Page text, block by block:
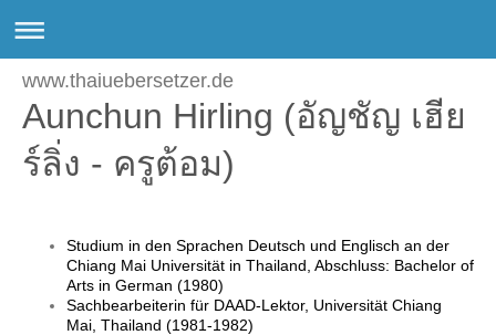
www.thaiuebersetzer.de
Aunchun Hirling (อัญชัญ เฮีย
ร์ลิ่ง - ครูต้อม)
Studium in den Sprachen Deutsch und Englisch an der
Chiang Mai Universität in Thailand, Abschluss: Bachelor of
Arts in German (1980)
Sachbearbeiterin für DAAD-Lektor, Universität Chiang
Mai, Thailand (1981-1982)